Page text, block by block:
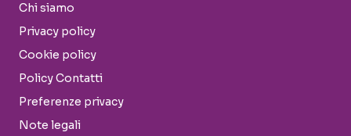
Chi siamo
Privacy policy
Cookie policy
Policy Contatti
Preferenze privacy
Note legali